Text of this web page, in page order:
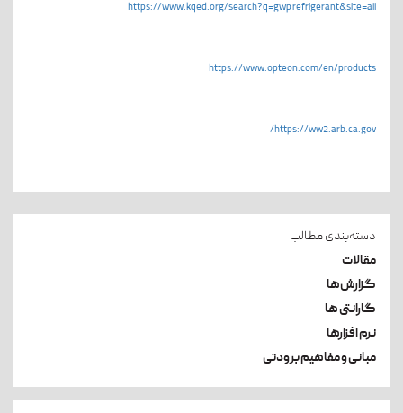
https://www.kqed.org/search?q=gwp refrigerant&site=all
https://www.opteon.com/en/products
https://ww2.arb.ca.gov/
دسته‌بندی مطالب
مقالات
گزارش‌ها
گارانتی ها
نرم افزارها
مبانی و مفاهیم برودتی